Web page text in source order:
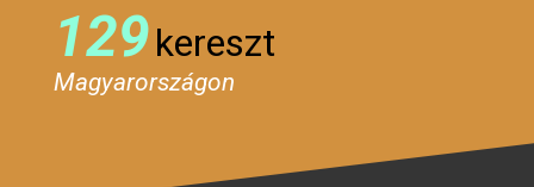
129kereszt
Magyarországon